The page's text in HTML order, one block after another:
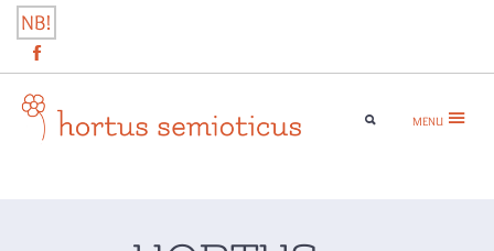
Skip
content
NB!
MENU